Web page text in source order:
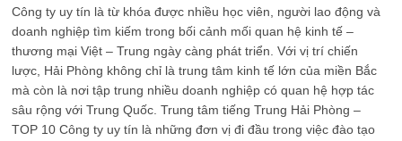
Công ty uy tín là từ khóa được nhiều học viên, người lao động và
doanh nghiệp tìm kiếm trong bối cảnh mối quan hệ kinh tế –
thương mại Việt – Trung ngày càng phát triển. Với vị trí chiến
lược, Hải Phòng không chỉ là trung tâm kinh tế lớn của miền Bắc
mà còn là nơi tập trung nhiều doanh nghiệp có quan hệ hợp tác
sâu rộng với Trung Quốc. Trung tâm tiếng Trung Hải Phòng –
TOP 10 Công ty uy tín là những đơn vị đi đầu trong việc đào tạo